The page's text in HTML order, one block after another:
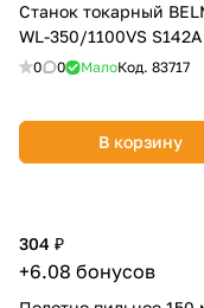
Станок токарный
WL-350/1100VS S142A
0 0 МалоКод. 83717
В корзину
304 ₽
+6.08 бонусов